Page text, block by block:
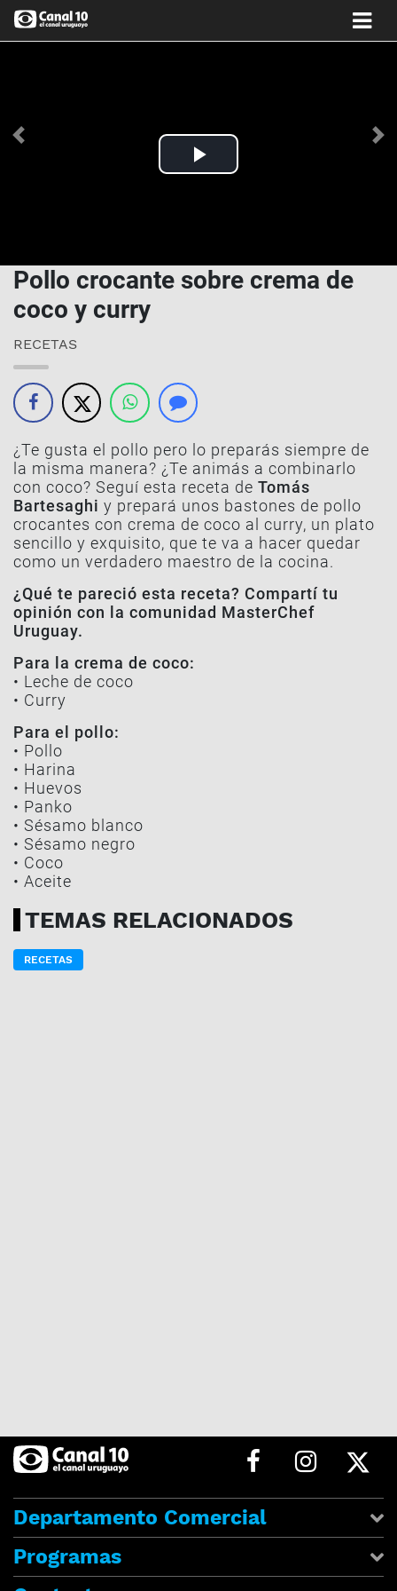
Play
Anterior
Pollo crocante sobre crema de
coco y curry
RECETAS
¿Te gusta el pollo pero lo preparás siempre de
la misma manera? ¿Te animás a combinarlo
con coco? Seguí esta receta de Tomás
Bartesaghi y prepará unos bastones de pollo
crocantes con crema de coco al curry, un plato
sencillo y exquisito, que te va a hacer quedar
como un verdadero maestro de la cocina.
¿Qué te pareció esta receta? Compartí tu
opinión con la comunidad MasterChef
Uruguay.
Para la crema de coco:
• Leche de coco
• Curry
Para el pollo:
• Pollo
• Harina
• Huevos
• Panko
• Sésamo blanco
• Sésamo negro
• Coco
• Aceite
TEMAS RELACIONADOS
RECETAS
Departamento Comercial
Programas